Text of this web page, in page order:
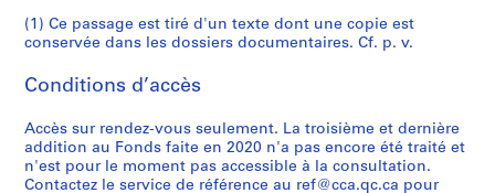
i
e
s
:
A
u
(1) Ce passage est tiré d'un texte dont une copie est
conservée dans les dossiers documentaires. Cf. p. v.
Conditions d’accès
Accès sur rendez-vous seulement. La troisième et dernière
addition au Fonds faite en 2020 n'a pas encore été traité et
n'est pour le moment pas accessible à la consultation.
Contactez le service de référence au ref@cca.qc.ca pour